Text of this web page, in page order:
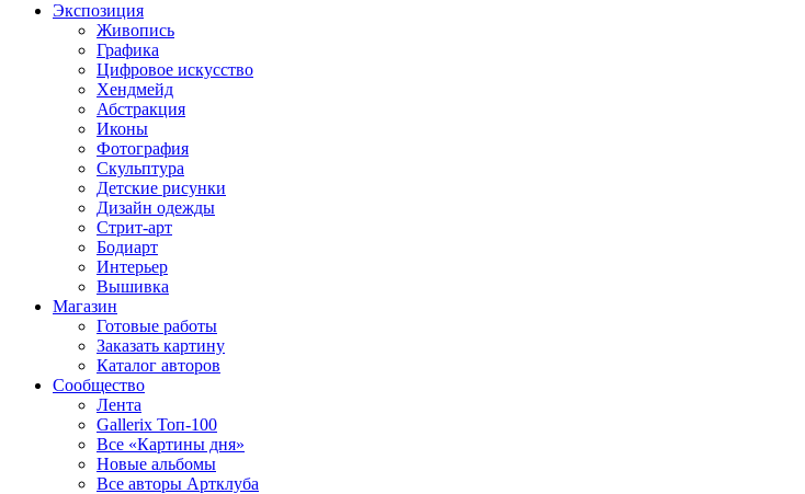
Экспозиция
Живопись
Графика
Цифровое искусство
Хендмейд
Абстракция
Иконы
Фотография
Скульптура
Детские рисунки
Дизайн одежды
Стрит-арт
Бодиарт
Интерьер
Вышивка
Магазин
Готовые работы
Заказать картину
Каталог авторов
Сообщество
Лента
Gallerix Топ-100
Все «Картины дня»
Новые альбомы
Все авторы Артклуба